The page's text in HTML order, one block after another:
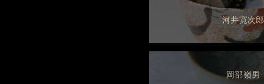
河井寛次郎
岡部嶺男